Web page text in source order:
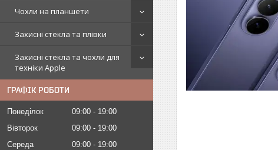
Чохли на планшети
Захисні стекла та плівки
Захисні стекла та чохли для
техніки Apple
ГРАФІК РОБОТИ
Понеділок 09:00
19:00
Вівторок
09:00
19:00
Середа
09:00
19:00